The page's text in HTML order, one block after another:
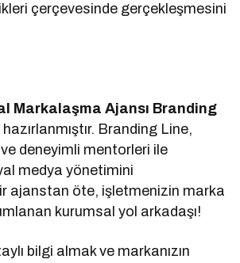
çerçevesinde gerçekleşmesini
Markalaşma Ajansı Branding
hazırlanmıştır. Branding Line,
deneyimli mentorleri ile
medya yönetimini
ajanstan öte, işletmenizin marka
kurumsal yol arkadaşı!
bilgi almak ve markanızın